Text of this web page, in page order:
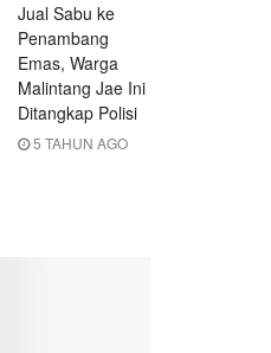
Jual Sabu ke
Penambang
Emas, Warga
Malintang Jae Ini
Ditangkap Polisi
5 TAHUN AGO